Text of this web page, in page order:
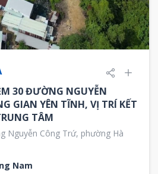
30 ĐƯỜNG NGUYỄN
GIAN YÊN TĨNH, VỊ TRÍ KẾT
TÂM
Nguyễn Công Trứ, phường Hà
Nam